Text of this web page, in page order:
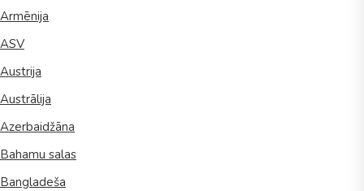
Armēnija
ASV
Austrija
Austrālija
Azerbaidžāna
Bahamu salas
Bangladeša